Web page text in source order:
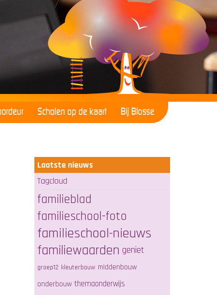
Laatste nieuws
Tagcloud
familieblad
familieschool-foto
familieschool-nieuws
familiewaarden geniet
groep12 kleuterbouw middenbouw
onderbouw themaonderwijs